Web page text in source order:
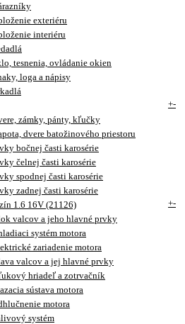
exteriéru
interiéru
tesnenia, ovládanie okien
loga a nápisy
+-
zámky, pánty, kľučky
dvere batožinového priestoru
bočnej časti karosérie
čelnej časti karosérie
spodnej časti karosérie
zadnej časti karosérie
1.6 16V (21126)
+-
valcov a jeho hlavné prvky
systém motora
zariadenie motora
valcov a jej hlavné prvky
hriadeľ a zotrvačník
sústava motora
motora
systém